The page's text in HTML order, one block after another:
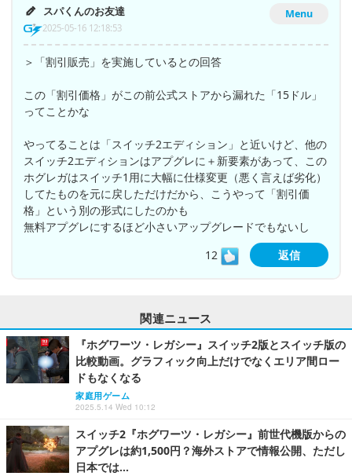
Menu
スパくんのお友達
2025-05-16 12:18:53
＞「割引販売」を実施しているとの回答
この「割引価格」がこの前公式ストアから漏れた「15ドル」
ってことかな
やってることは「スイッチ2エディション」と近いけど、他の
スイッチ2エディションはアプグレに＋新要素があって、この
ホグレガはスイッチ1用に大幅に仕様変更（悪く言えば劣化）
してたものを元に戻しただけだから、こうやって「割引価
格」という別の形式にしたのかも
無料アプグレにするほど小さいアップグレードでもないし
12
返信
関連ニュース
『ホグワーツ・レガシー』スイッチ2版とスイッチ版の
比較動画。グラフィック向上だけでなくエリア間ロー
ドもなくなる
家庭用ゲーム
2025.5.14 Wed 10:12
スイッチ2『ホグワーツ・レガシー』前世代機版からの
アプグレは約1,500円？海外ストアで情報公開、ただし
日本では…